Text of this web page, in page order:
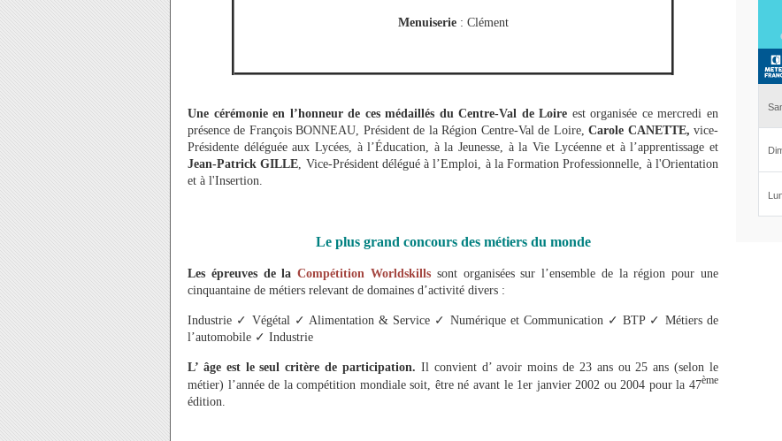
Menuiserie: Clément
Une cérémonie en l’honneur de ces médaillés du Centre-Val de Loire est organisée ce mercredi en
présence de François BONNEAU, Président de la Région Centre-Val de Loire,Carole CANETTE, vice-
Présidente déléguée aux Lycées, à l’Éducation, à la Jeunesse, à la Vie Lycéenne et à l’apprentissage et
Jean-Patrick GILLE, Vice-Président délégué à l’Emploi, à la Formation Professionnelle, à l'Orientation
et à l'Insertion.
Le plus grand concours des métiers du monde
Les épreuves de laCompétition Worldskills sont organisées sur l’ensemble de la région pour une
cinquantaine de métiers relevant de domaines d’activité divers :
Industrie ✓ Végétal ✓ Alimentation & Service ✓ Numérique et Communication ✓ BTP ✓ Métiers de
l’automobile ✓ Industrie
L’ âge est le seul critère de participation. Il convient d’ avoir moins de 23 ans ou 25 ans (selon le
métier) l’année de la compétition mondiale soit, être né avant le 1er janvier 2002 ou 2004 pour la 47ème
édition.